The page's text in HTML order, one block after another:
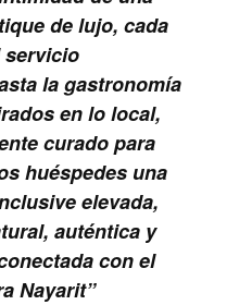
de lujo, cada
servicio
la gastronomía
en lo local,
curado para
huéspedes una
elevada,
auténtica y
con el
Nayarit”